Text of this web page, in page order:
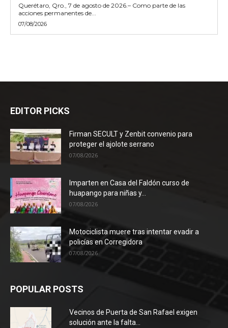
Querétaro, Qro., 7 de agosto de 2026.– Como parte de las
acciones permanentes de...
07/08/2026
EDITOR PICKS
Firman SECULT y Zenbit convenio para
proteger el ajolote serrano
07/08/2026
Imparten en Casa del Faldón curso de
huapango para niñas y...
07/08/2026
Motociclista muere tras intentar evadir a
policías en Corregidora
07/08/2026
POPULAR POSTS
Vecinos de Puerta de San Rafael exigen
solución ante la falta...